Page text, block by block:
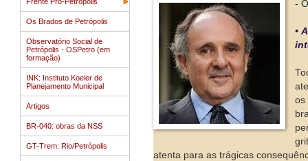
Os Brados de Petrópolis
Observatório Social de
Petrópolis - OSPetro (em
formação)
INK: Instituto Koeler de
Planejamento Municipal
Artigos
BR-040: obras da NSS
GT-Trem: Rio/Petrópolis
-
•
os
atenta para as trágicas